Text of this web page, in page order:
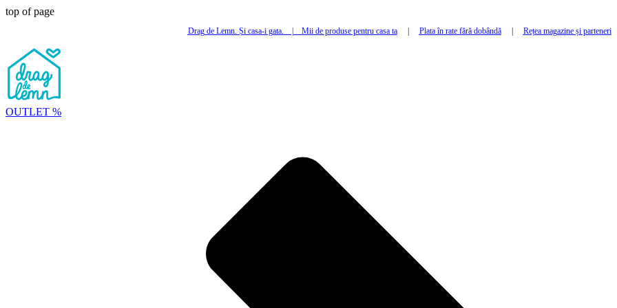
top of page
Drag de Lemn. Și casa-i gata. Mii de produse pentru casa ta| Plata în rate fără dobândă| Rețea magazine și parteneri
OUTLET %